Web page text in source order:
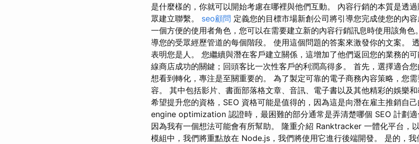
是什麼樣的，你就可以開始考慮在哪裡與他們互動。 內容行銷的本質是透
眾建立聯繫。 seo顧問 定義您的目標市場新創公司將引導您完成使您的內
一個方便的使用者角色，您可以在需要建立新的內容行銷訊息時使用該角色
導您的受眾經歷管道的每個階段。 使用這個問題的答案來激發你的文案。
表明您是人。 您繼續與潛在客戶建立關係，這增加了他們返回您的業務的
線商店成功的關鍵；回頭客比一次性客戶的利潤高得多。 首先，選擇適合
想看到轉化，專注是至關重要的。 為了製定可靠的電子商務內容策略，您
容。 其中包括影片、書面部落格文章、音訊、電子書以及其他精彩的娛樂
希望提升您的資格，SEO 資格可能是值得的，因為這是向潛在雇主推銷自
engine optimization 認證時，最困難的部分通常是弄清楚哪個 SEO 計劃適
因為我有一個想法可能會有所幫助。 隆重介紹 Ranktracker 一體化平台，
模組中，我們將重點放在 Node.js，我們將使用它進行後端開發。 是的，